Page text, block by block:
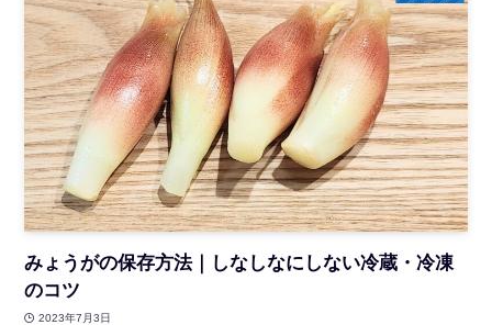
みょうがの保存方法｜しなしなにしない冷蔵・冷凍
のコツ
2023年7月3日